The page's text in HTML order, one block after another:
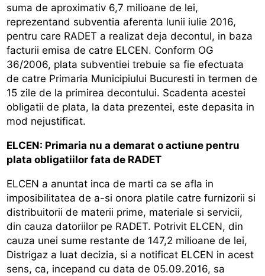
suma de aproximativ 6,7 milioane de lei,
reprezentand subventia aferenta lunii iulie 2016,
pentru care RADET a realizat deja decontul, in baza
facturii emisa de catre ELCEN. Conform OG
36/2006, plata subventiei trebuie sa fie efectuata
de catre Primaria Municipiului Bucuresti in termen de
15 zile de la primirea decontului. Scadenta acestei
obligatii de plata, la data prezentei, este depasita in
mod nejustificat.
ELCEN: Primaria nu a demarat o actiune pentru
plata obligatiilor fata de RADET
ELCEN a anuntat inca de marti ca se afla in
imposibilitatea de a-si onora platile catre furnizorii si
distribuitorii de materii prime, materiale si servicii,
din cauza datoriilor pe RADET. Potrivit ELCEN, din
cauza unei sume restante de 147,2 milioane de lei,
Distrigaz a luat decizia, si a notificat ELCEN in acest
sens, ca, incepand cu data de 05.09.2016, sa